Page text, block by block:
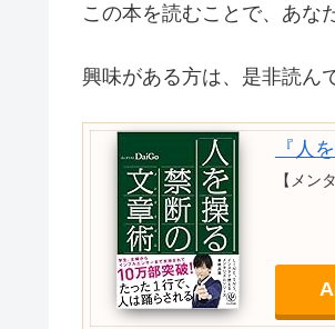
この本を読むことで、あな
興味がある方は、是非読ん
『人
【メン